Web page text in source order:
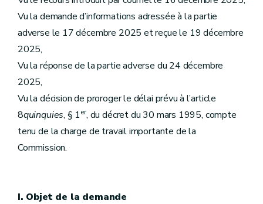
Vu la demande d’informations adressée à la partie
adverse le 17 décembre 2025 et reçue le 19 décembre
2025,
Vu la réponse de la partie adverse du 24 décembre
2025,
Vu la décision de proroger le délai prévu à l’article
8quinquies, § 1er, du décret du 30 mars 1995, compte
tenu de la charge de travail importante de la
Commission.
I. Objet de la demande